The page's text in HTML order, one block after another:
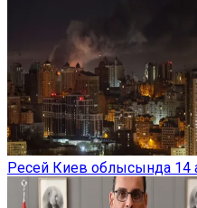
Ресей Киев облысында 14